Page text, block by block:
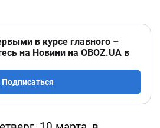
в курсе главного –
на Новини на OBOZ.UA в
Подписаться